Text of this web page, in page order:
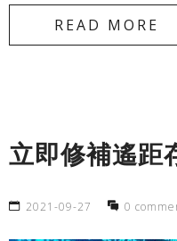
READ MORE
立即修補遙距
2021-09-27 0